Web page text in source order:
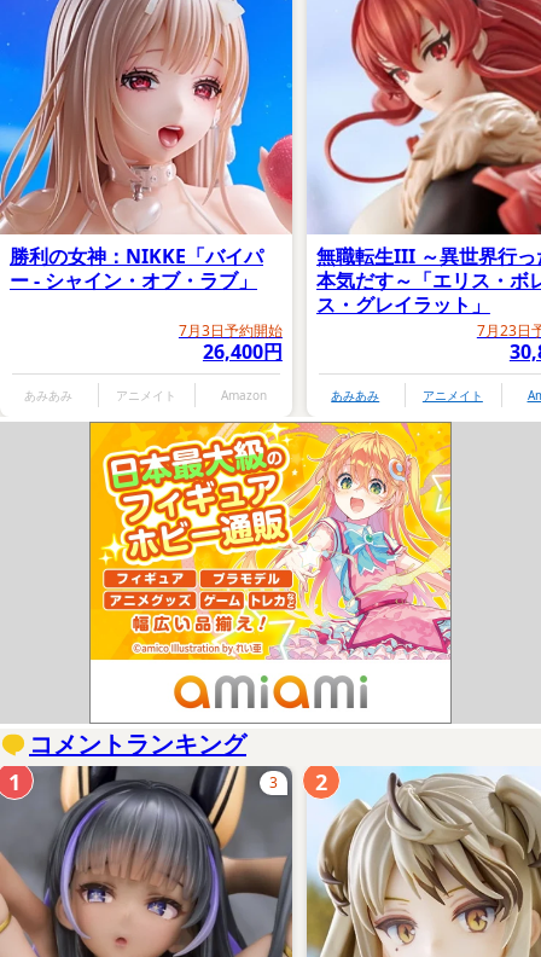
勝利の女神：NIKKE「バイパ
ー - シャイン・オブ・ラブ」
7月3日予約開始
26,400円
あみあみ アニメイト Amazon
無職転生III ～異世界行っ
本気だす～「エリス・ボ
ス・グレイラット」
7月23日
あみあみ アニメイト
コメントランキング
3
1 2